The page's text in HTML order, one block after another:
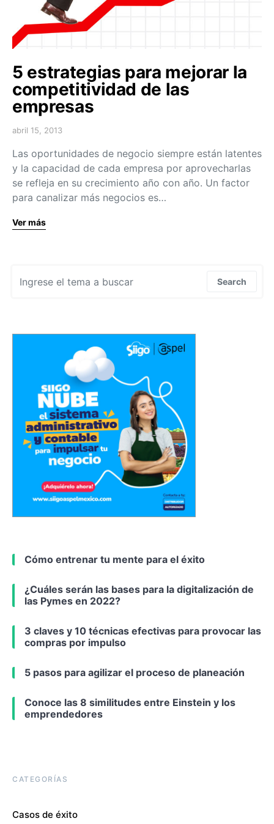
5 estrategias para mejorar la
competitividad de las
empresas
abril 15, 2013
Las oportunidades de negocio siempre están latentes
y la capacidad de cada empresa por aprovecharlas
se refleja en su crecimiento año con año. Un factor
para canalizar más negocios es…
Ver más
Search
Cómo entrenar tu mente para el éxito
¿Cuáles serán las bases para la digitalización de
las Pymes en 2022?
3 claves y 10 técnicas efectivas para provocar las
compras por impulso
5 pasos para agilizar el proceso de planeación
Conoce las 8 similitudes entre Einstein y los
emprendedores
CATEGORÍAS
Casos de éxito